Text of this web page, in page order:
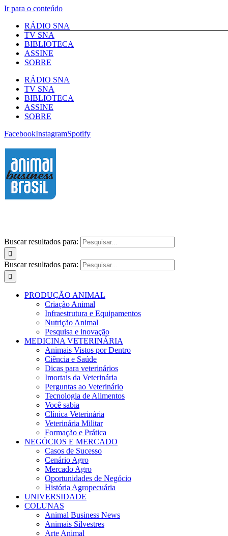
Ir para o conteúdo
RÁDIO SNA
TV SNA
BIBLIOTECA
ASSINE
SOBRE
RÁDIO SNA
TV SNA
BIBLIOTECA
ASSINE
SOBRE
FacebookInstagramSpotify
Buscar resultados para:
Buscar resultados para:
PRODUÇÃO ANIMAL
Criação Animal
Infraestrutura e Equipamentos
Nutrição Animal
Pesquisa e inovação
MEDICINA VETERINÁRIA
Animais Vistos por Dentro
Ciência e Saúde
Dicas para veterinários
Imortais da Veterinária
Perguntas ao Veterinário
Tecnologia de Alimentos
Você sabia
Clínica Veterinária
Veterinária Militar
Formação e Prática
NEGÓCIOS E MERCADO
Casos de Sucesso
Cenário Agro
Mercado Agro
Oportunidades de Negócio
História Agropecuária
UNIVERSIDADE
COLUNAS
Animal Business News
Animais Silvestres
Arte Animal